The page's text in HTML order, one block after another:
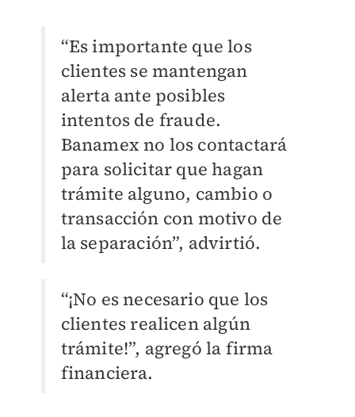
“Es importante que los
clientes se mantengan
alerta ante posibles
intentos de fraude.
Banamex no los contactará
para solicitar que hagan
trámite alguno, cambio o
transacción con motivo de
la separación”, advirtió.
“¡No es necesario que los
clientes realicen algún
trámite!”, agregó la firma
financiera.